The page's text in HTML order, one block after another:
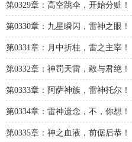
第0329章：高空跳伞，开始分赃！
第0330章：九星瞬闪，雷神之眼！
第0331章：月中折桂，雷之主宰！
第0332章：神罚天雷，敢与君绝！
第0333章：阿萨神族，雷神托尔！
第0334章：雷神遗念，不，你想！
第0335章：神之血液，前倨后恭！